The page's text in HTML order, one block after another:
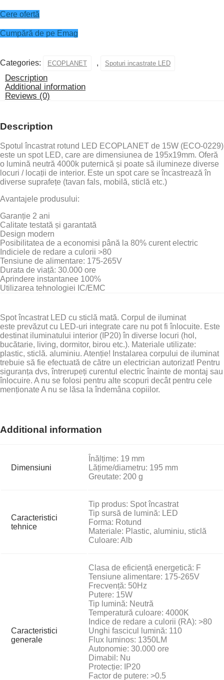
Cere ofertă
Cumpără de pe Emag
Categories: ECOPLANET , Spoturi incastrate LED
Description
Additional information
Reviews (0)
Description
Spotul încastrat rotund LED ECOPLANET de 15W (ECO-0229)
este un spot LED, care are dimensiunea de 195x19mm. Oferă
o lumină neutră 4000k puternică și poate să ilumineze diverse
locuri / locații de interior. Este un spot care se încastrează în
diverse suprafețe (tavan fals, mobilă, sticlă etc.)
Avantajele produsului:
Garanție 2 ani
Calitate testată și garantată
Design modern
Posibilitatea de a economisi până la 80% curent electric
Indiciele de redare a culorii >80
Tensiune de alimentare: 175-265V
Durata de viață: 30.000 ore
Aprindere instantanee 100%
Utilizarea tehnologiei IC/EMC
Spot încastrat LED cu sticlă mată. Corpul de iluminat
este prevăzut cu LED-uri integrate care nu pot fi înlocuite. Este
destinat iluminatului interior (IP20) în diverse locuri (hol,
bucătarie, living, dormitor, birou etc.). Materiale utilizate:
plastic, sticlă. aluminiu. Atenție! Instalarea corpului de iluminat
trebuie să fie efectuată de către un electrician autorizat! Pentru
siguranța dvs, întrerupeți curentul electric înainte de montaj sau
înlocuire. A nu se folosi pentru alte scopuri decât pentru cele
menționate A nu se lăsa la îndemâna copiilor.
Additional information
Dimensiuni
Înălțime: 19 mm
Lățime/diametru: 195 mm
Greutate: 200 g
Caracteristici
tehnice
Tip produs: Spot încastrat
Tip sursă de lumină: LED
Forma: Rotund
Materiale: Plastic, aluminiu, sticlă
Culoare: Alb
Caracteristici
generale
Clasa de eficiență energetică: F
Tensiune alimentare: 175-265V
Frecvență: 50Hz
Putere: 15W
Tip lumină: Neutră
Temperatură culoare: 4000K
Indice de redare a culorii (RA): >80
Unghi fascicul lumină: 110
Flux luminos: 1350LM
Autonomie: 30.000 ore
Dimabil: Nu
Protecție: IP20
Factor de putere: >0.5